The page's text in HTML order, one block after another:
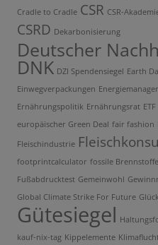
Cradle to Cradle CSR CSR-
CSRD Dekarbonisierung
Deutscher
DNK DZI Spendensiegel Earth
Einwegverpackungen
Ernährungspolitik Ernährungsrat ETF
europäischer Green Deal fair fashion
Fleischindustrie
footprintcalculator fossile Brennstoffe
Fußabdrucktest Gemeinwohl
Global Climate Strike For Future
Gütesiegel
kauf-nix-tag Kippelemente